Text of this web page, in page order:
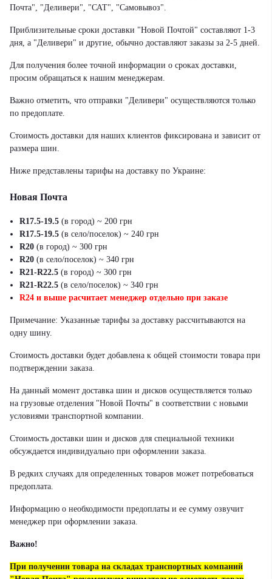
Почта", "Деливери", "САТ", "Самовывоз".
Приблизительные сроки доставки "Новой Почтой" составляют 1-3
дня, а "Деливери" и другие, обычно доставляют заказы за 2-5 дней.
Для получения более точной информации о сроках доставки,
просим обращаться к нашим менеджерам.
Важно отметить, что отправки "Деливери" осуществляются только
по предоплате.
Стоимость доставки для наших клиентов фиксирована и зависит от
размера шин.
Ниже представлены тарифы на доставку по Украине:
Новая Почта
R17.5-19.5 (в город) ~ 200 грн
R17.5-19.5 (в село/поселок) ~ 240 грн
R20 (в город) ~ 300 грн
R20 (в село/поселок) ~ 340 грн
R21-R22.5 (в город) ~ 300 грн
R21-R22.5 (в село/поселок) ~ 340 грн
R24 и выше расчитает менеджер отдельно при заказе
Примечание: Указанные тарифы за доставку рассчитываются на
одну шину.
Стоимость доставки будет добавлена к общей стоимости товара при
подтверждении заказа.
На данный момент доставка шин и дисков осуществляется только
на грузовые отделения "Новой Почты" в соответствии с новыми
условиями транспортной компании.
Стоимость доставки шин и дисков для специальной техники
обсуждается индивидуально при оформлении заказа.
В редких случаях для определенных товаров может потребоваться
предоплата.
Информацию о необходимости предоплаты и ее сумму озвучит
менеджер при оформлении заказа.
Важно!
При получении товара на складах транспортных компаний